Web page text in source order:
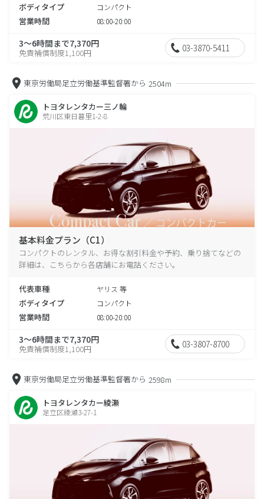
ボディタイプ コンパクト
営業時間 08:00-20:00
3～6時間まで7,370円
免責補償制度1,100円 03-3870-5411
東京労働局足立労働基準監督署から 2504m
トヨタレンタカー三ノ輪
荒川区東日暮里1-2-8
基本料金プラン（C1）
コンパクトのレンタル、お得な割引料金や予約、乗り捨てなどの
詳細は、こちらから各店舗にお電話ください。
代表車種 ヤリス 等
ボディタイプ コンパクト
営業時間 08:00-20:00
3～6時間まで7,370円
免責補償制度1,100円 03-3807-8700
東京労働局足立労働基準監督署から 2598m
トヨタレンタカー綾瀬
足立区綾瀬3-27-1